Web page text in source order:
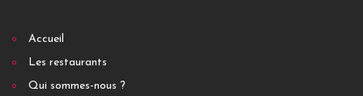
Accueil
Les restaurants
Qui sommes-nous ?